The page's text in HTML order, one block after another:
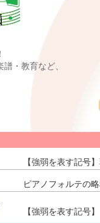
・教育など、
【強弱を表す記号
ピアノフォルテの
【強弱を表す記号